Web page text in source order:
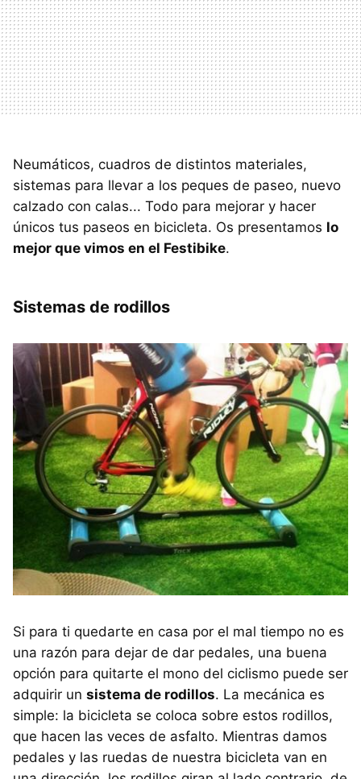
Neumáticos, cuadros de distintos materiales,
sistemas para llevar a los peques de paseo, nuevo
calzado con calas... Todo para mejorar y hacer
únicos tus paseos en bicicleta. Os presentamos lo
mejor que vimos en el Festibike.
Sistemas de rodillos
Si para ti quedarte en casa por el mal tiempo no es
una razón para dejar de dar pedales, una buena
opción para quitarte el mono del ciclismo puede ser
adquirir un sistema de rodillos. La mecánica es
simple: la bicicleta se coloca sobre estos rodillos,
que hacen las veces de asfalto. Mientras damos
pedales y las ruedas de nuestra bicicleta van en